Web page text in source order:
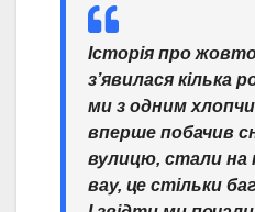
Історія про
з’явилася кілька
ми з одним
вперше побачив
вулицю, стали на
вау, це стільки